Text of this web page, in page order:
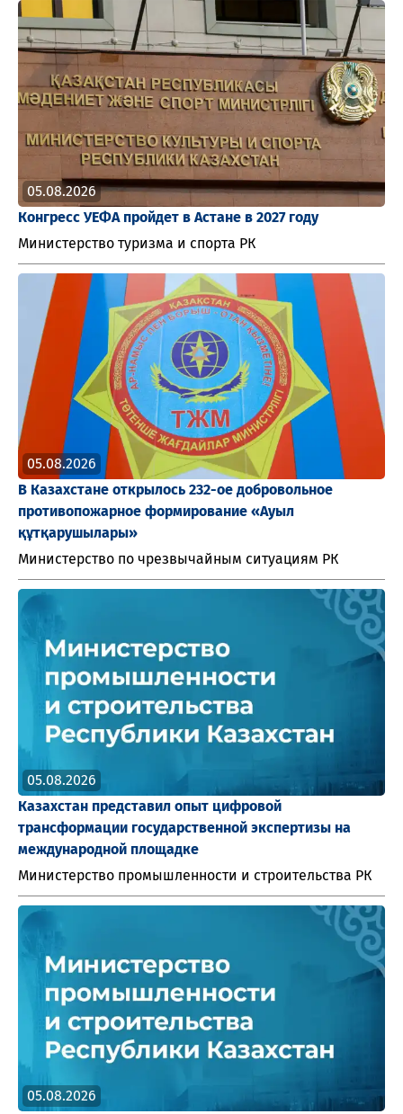
05.08.2026
Конгресс УЕФА пройдет в Астане в 2027 году
Министерство туризма и спорта РК
05.08.2026
В Казахстане открылось 232-ое добровольное
противопожарное формирование «Ауыл
құтқарушылары»
Министерство по чрезвычайным ситуациям РК
05.08.2026
Казахстан представил опыт цифровой
трансформации государственной экспертизы на
международной площадке
Министерство промышленности и строительства РК
05.08.2026